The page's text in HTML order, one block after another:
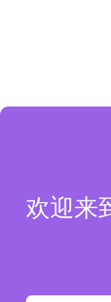
欢迎来